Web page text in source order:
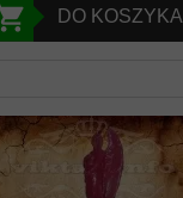
DO KOSZYKA